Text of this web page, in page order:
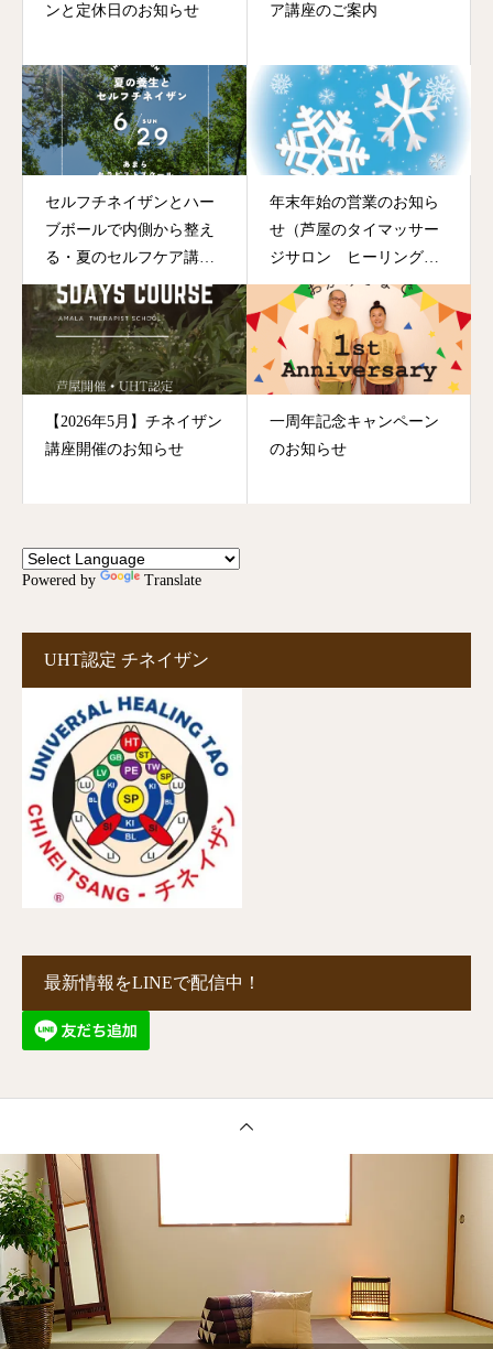
ンと定休日のお知らせ ア講座のご案内
セルフチネイザンとハー
ブボールで内側から整え
る・夏のセルフケア講座
のご案内
年末年始の営業のお知ら
せ（芦屋のタイマッサー
ジサロン ヒーリングア
ーツあまら）
【2026年5月】チネイザン
講座開催のお知らせ
一周年記念キャンペーン
のお知らせ
Powered by Translate
UHT認定 チネイザン
最新情報をLINEで配信中！